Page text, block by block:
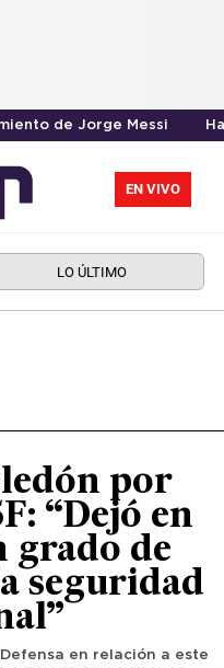
de Jorge Messi
EN VIVO
LO ÚLTIMO
por
“Dejó en
grado de
seguridad
en relación a este